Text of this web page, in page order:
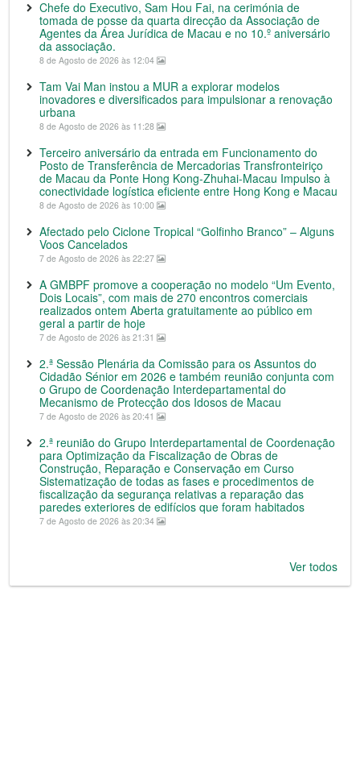
Chefe do Executivo, Sam Hou Fai, na cerimónia de
tomada de posse da quarta direcção da Associação de
Agentes da Área Jurídica de Macau e no 10.º aniversário
da associação.
8 de Agosto de 2026 às 12:04
Tam Vai Man instou a MUR a explorar modelos
inovadores e diversificados para impulsionar a renovação
urbana
8 de Agosto de 2026 às 11:28
Terceiro aniversário da entrada em Funcionamento do
Posto de Transferência de Mercadorias Transfronteiriço
de Macau da Ponte Hong Kong-Zhuhai-Macau Impulso à
conectividade logística eficiente entre Hong Kong e Macau
8 de Agosto de 2026 às 10:00
Afectado pelo Ciclone Tropical “Golfinho Branco” – Alguns
Voos Cancelados
7 de Agosto de 2026 às 22:27
A GMBPF promove a cooperação no modelo “Um Evento,
Dois Locais”, com mais de 270 encontros comerciais
realizados ontem Aberta gratuitamente ao público em
geral a partir de hoje
7 de Agosto de 2026 às 21:31
2.ª Sessão Plenária da Comissão para os Assuntos do
Cidadão Sénior em 2026 e também reunião conjunta com
o Grupo de Coordenação Interdepartamental do
Mecanismo de Protecção dos Idosos de Macau
7 de Agosto de 2026 às 20:41
2.ª reunião do Grupo Interdepartamental de Coordenação
para Optimização da Fiscalização de Obras de
Construção, Reparação e Conservação em Curso
Sistematização de todas as fases e procedimentos de
fiscalização da segurança relativas a reparação das
paredes exteriores de edifícios que foram habitados
7 de Agosto de 2026 às 20:34
Ver todos